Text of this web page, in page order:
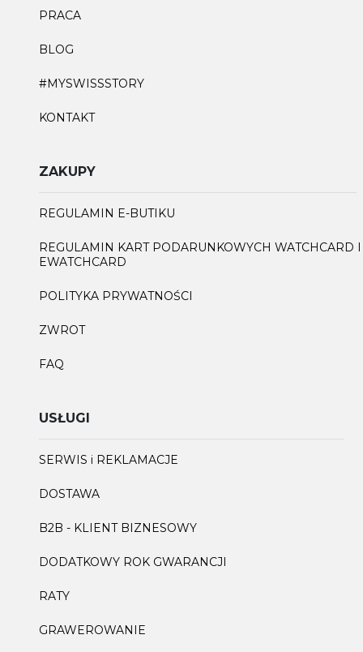
PRACA
BLOG
#MYSWISSSTORY
KONTAKT
ZAKUPY
REGULAMIN E-BUTIKU
REGULAMIN KART PODARUNKOWYCH WATCHCARD I
EWATCHCARD
POLITYKA PRYWATNOŚCI
ZWROT
FAQ
USŁUGI
SERWIS i REKLAMACJE
DOSTAWA
B2B - KLIENT BIZNESOWY
DODATKOWY ROK GWARANCJI
RATY
GRAWEROWANIE